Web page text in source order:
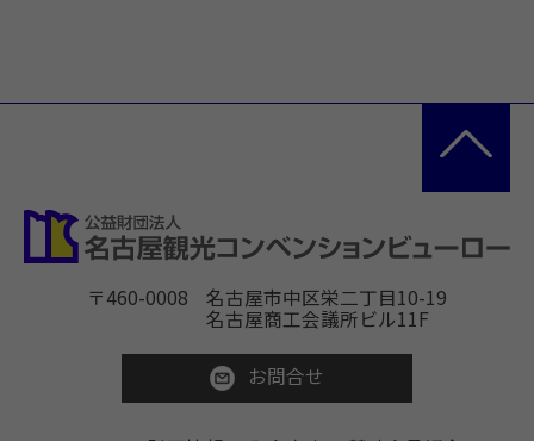
〒460-0008 名古屋市中区栄二丁目10-19
名古屋商工会議所ビル11F
お問合せ